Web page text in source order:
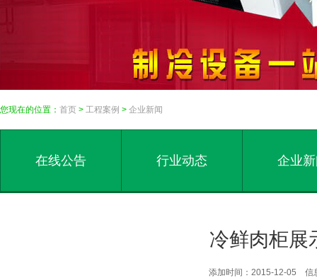
您现在的位置： 首页 > 工程案例 > 企业新闻
在线公告 行业动态 企业
冷鲜肉柜展
添加时间：2015-12-05 信